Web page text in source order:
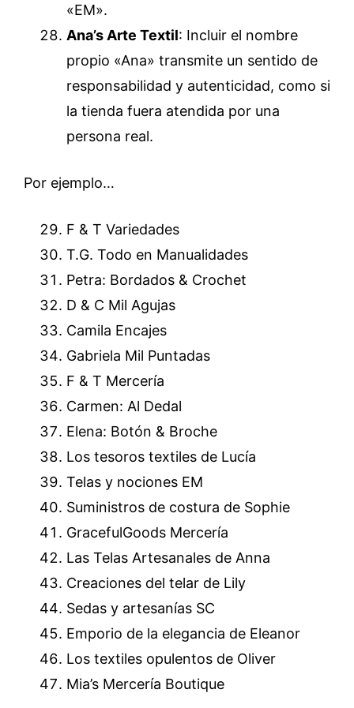
«EM».
Ana’s Arte Textil: Incluir el nombre
propio «Ana» transmite un sentido de
responsabilidad y autenticidad, como si
la tienda fuera atendida por una
persona real.
Por ejemplo…
F & T Variedades
T.G. Todo en Manualidades
Petra: Bordados & Crochet
D & C Mil Agujas
Camila Encajes
Gabriela Mil Puntadas
F & T Mercería
Carmen: Al Dedal
Elena: Botón & Broche
Los tesoros textiles de Lucía
Telas y nociones EM
Suministros de costura de Sophie
GracefulGoods Mercería
Las Telas Artesanales de Anna
Creaciones del telar de Lily
Sedas y artesanías SC
Emporio de la elegancia de Eleanor
Los textiles opulentos de Oliver
Mia’s Mercería Boutique